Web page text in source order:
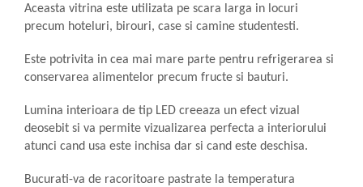
Aceasta vitrina este utilizata pe scara larga in locuri
precum hoteluri, birouri, case si camine studentesti.
Este potrivita in cea mai mare parte pentru refrigerarea si
conservarea alimentelor precum fructe si bauturi.
Lumina interioara de tip LED creeaza un efect vizual
deosebit si va permite vizualizarea perfecta a interiorului
atunci cand usa este inchisa dar si cand este deschisa.
Bucurati-va de racoritoare pastrate la temperatura